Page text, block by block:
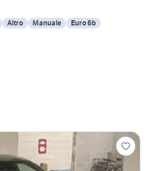
Altro Manuale Euro 6b